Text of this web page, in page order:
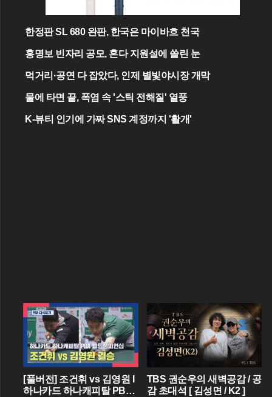
한정판 SL 680 완판, 한국은 마이바흐 천국
홍명보 빈자리 공모, 혼다 지원설에 쏠린 눈
먹거리·공연 다 잡았다, 인제 별빛야시장 개막
물에 타면 끝, 폭염 속 '스틱 전해질' 열풍
K-뷰티 인기에 가짜 SNS 계정까지 '활개'
[풀버전] 조건휘 vs 김영원 I
하나카드 하나캐피탈 PBA
TBS 권순우의 새벽공감 / 공
감 초대석 [ 김성면 / K2 ]